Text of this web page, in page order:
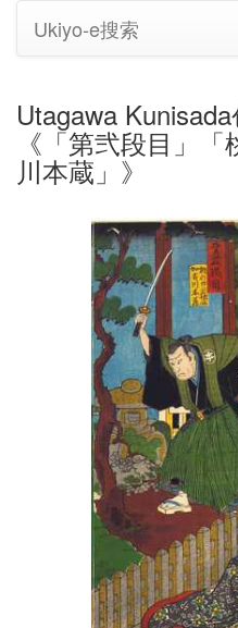
Ukiyo-e搜索
Utagawa
《「第弐段目」
川本蔵」》